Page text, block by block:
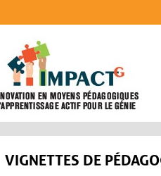
VIGNETTES DE